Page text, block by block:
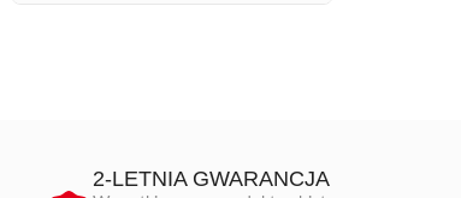
2-LETNIA GWARANCJA